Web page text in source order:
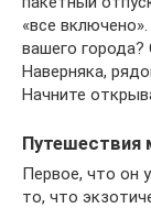
«все
вашего
Наверняка,
Начните
Путешествия
Первое, что он
то, что